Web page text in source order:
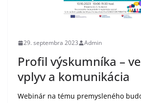
29. septembra 2023 Admin
Profil výskumníka –
vplyv a komunikácia
Webinár na tému premysleného